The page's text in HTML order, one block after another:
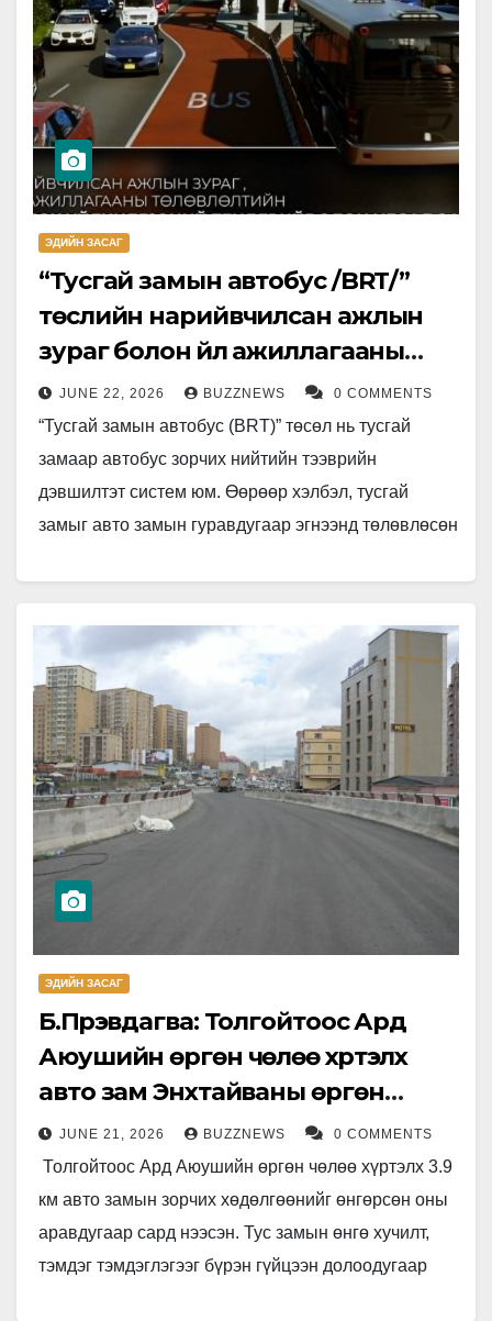
ЭДИЙН ЗАСАГ
“Тусгай замын автобус /BRT/”
төслийн нарийвчилсан ажлын
зураг болон үйл ажиллагааны
төлөвлөлтийн зөвлөх
үйлчилгээний тендерийг
зарлалаа
JUNE 22, 2026 BUZZNEWS 0 COMMENTS
“Тусгай замын автобус (BRT)” төсөл нь тусгай
замаар автобус зорчих нийтийн тээврийн
дэвшилтэт систем юм. Өөрөөр хэлбэл, тусгай
замыг авто замын гуравдугаар эгнээнд төлөвлөсөн
ЭДИЙН ЗАСАГ
Б.Пүрэвдагва: Толгойтоос Ард
Аюушийн өргөн чөлөө хүртэлх
авто зам Энхтайваны өргөн
чөлөөний ачааллыг бууруулна
JUNE 21, 2026 BUZZNEWS 0 COMMENTS
Толгойтоос Ард Аюушийн өргөн чөлөө хүртэлх 3.9
км авто замын зорчих хөдөлгөөнийг өнгөрсөн оны
аравдугаар сард нээсэн. Тус замын өнгө хучилт,
тэмдэг тэмдэглэгээг бүрэн гүйцээн долоодугаар